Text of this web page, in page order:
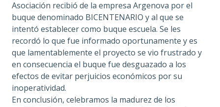
Asociación recibió de la empresa Argenova por el
buque denominado BICENTENARIO y al que se
intentó establecer como buque escuela. Se les
recordó lo que fue informado oportunamente y es
que lamentablemente el proyecto se vio frustrado y
en consecuencia el buque fue desguazado a los
efectos de evitar perjuicios económicos por su
inoperatividad.
En conclusión, celebramos la madurez de los